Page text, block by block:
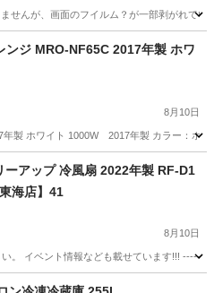
せんが、画面のフイルム？が一部剥がれて
ンジ MRO-NF65C 2017年製 ホワ
8月10日
製 ホワイト 1000W 2017年製 カラー：ホ
キッチン家電
ーアップ 冷風扇 2022年製 RF-D1
海店】41
8月10日
い。 イベント情報なども載せています!!!
節、空調家電